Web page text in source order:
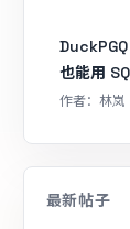
也能用
作者：林岚
最新帖子